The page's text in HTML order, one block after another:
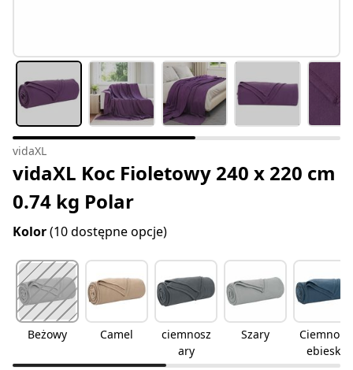
vidaXL
vidaXL Koc Fioletowy 240 x 220 cm
0.74 kg Polar
Kolor(10 dostępne opcje)
Beżowy Camel
ciemnosz
ary
Szary
Ciemnoni
ebieski